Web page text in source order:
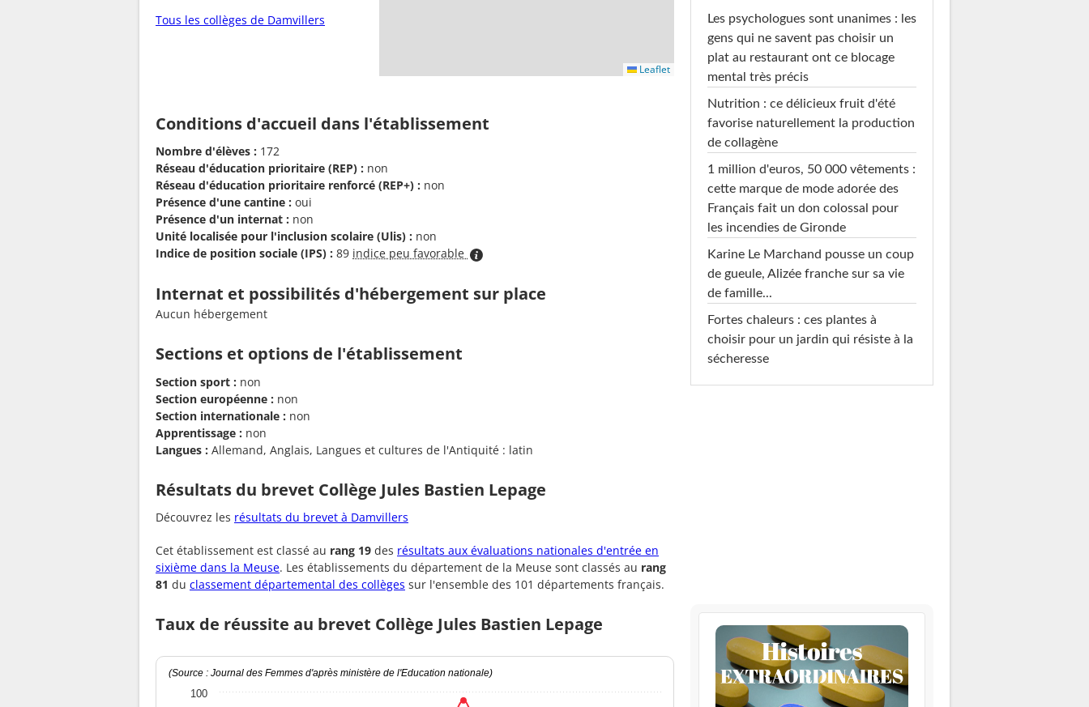
Tous les collèges de Damvillers
Leaflet
Conditions d'accueil dans l'établissement
Nombre d'élèves : 172
Réseau d'éducation prioritaire (REP) : non
Réseau d'éducation prioritaire renforcé (REP+) : non
Présence d'une cantine : oui
Présence d'un internat : non
Unité localisée pour l'inclusion scolaire (Ulis) : non
Indice de position sociale (IPS) : 89 indice peu favorable
Internat et possibilités d'hébergement sur place
Aucun hébergement
Sections et options de l'établissement
Section sport : non
Section européenne : non
Section internationale : non
Apprentissage : non
Langues : Allemand, Anglais, Langues et cultures de l'Antiquité : latin
Résultats du brevet Collège Jules Bastien Lepage
Découvrez les résultats du brevet à Damvillers
Cet établissement est classé au rang 19 des résultats aux évaluations nationales d'entrée en
sixième dans la Meuse. Les établissements du département de la Meuse sont classés au rang
81 du classement départemental des collèges sur l'ensemble des 101 départements français.
Taux de réussite au brevet Collège Jules Bastien Lepage
(Source : Journal des Femmes d'après ministère de l'Education nationale)
100
Les psychologues sont unanimes : les
gens qui ne savent pas choisir un
plat au restaurant ont ce blocage
mental très précis
Nutrition : ce délicieux fruit d'été
favorise naturellement la production
de collagène
1 million d'euros, 50 000 vêtements :
cette marque de mode adorée des
Français fait un don colossal pour
les incendies de Gironde
Karine Le Marchand pousse un coup
de gueule, Alizée franche sur sa vie
de famille...
Fortes chaleurs : ces plantes à
choisir pour un jardin qui résiste à la
sécheresse